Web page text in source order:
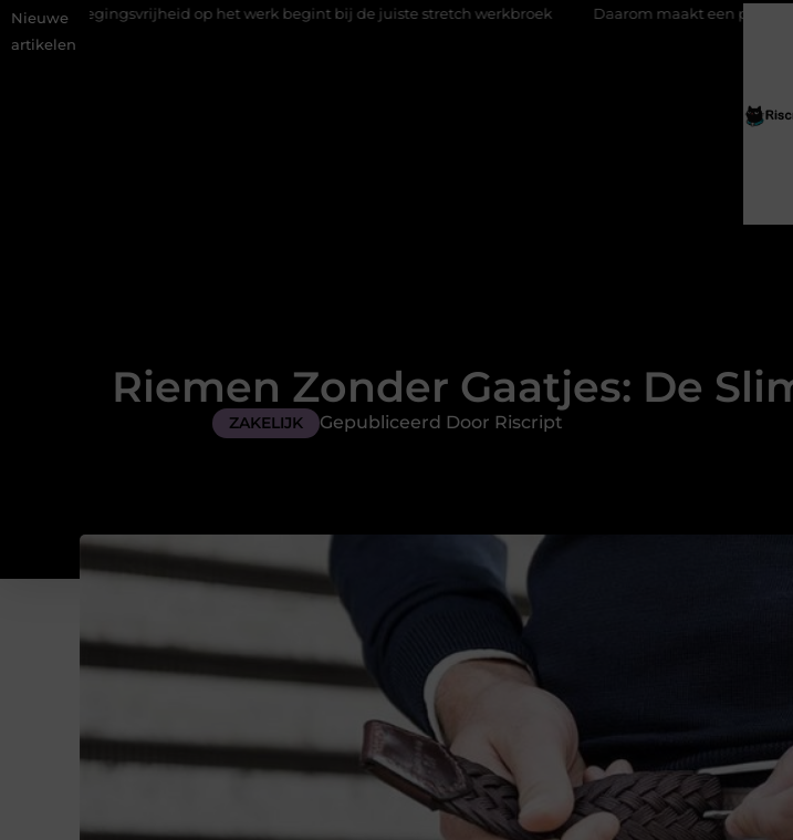
Nieuwe
artikelen
op het werk begint bij de juiste stretch werkbroek Daarom maakt een persoonlijke kaart ieder
Riemen Zonder Gaatjes: De
ZAKELIJK Gepubliceerd Door Riscript